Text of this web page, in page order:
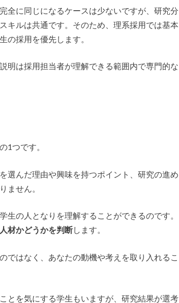
全に同じになるケースは少ないですが、研究分
キルは共通です。そのため、理系採用では基本
の採用を優先します。
明は採用担当者が理解できる範囲内で専門的な
1つです。
選んだ理由や興味を持つポイント、研究の進め
ません。
の人となりを理解することができるのです。
材かどうかを判断します。
ではなく、あなたの動機や考えを取り入れるこ
とを気にする学生もいますが、研究結果が選考